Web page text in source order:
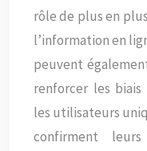
rôle de plus en
l’information en
peuvent
renforcer les
les utilisateurs
confirment